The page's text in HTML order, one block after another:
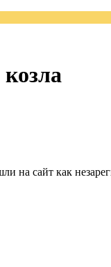
на сайт как